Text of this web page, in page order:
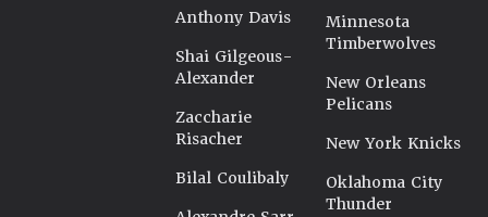
Anthony Davis
Shai Gilgeous-
Alexander
Zaccharie
Risacher
Bilal Coulibaly
Minnesota
Timberwolves
New Orleans
Pelicans
New York Knicks
Oklahoma City
Thunder